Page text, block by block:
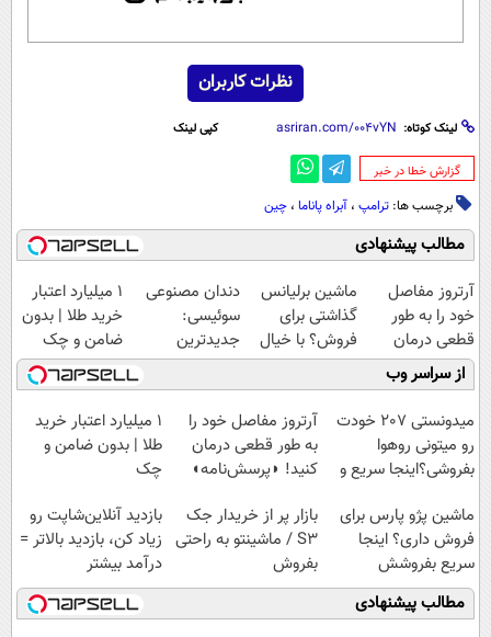
نظرات کاربران
لینک کوتاه: کپی لینک
‌گزارش خطا در خبر
برچسب ها: ترامپ ، آبراه پاناما ، چین
مطالب پیشنهادی
آرتروز مفاصل
خود را به طور
قطعی درمان
کنید!
◗پرسش‌نامه◖
ماشین برلیانس
گذاشتی برای
فروش؟ با خیال
راحت بفروش
دندان مصنوعی
سوئیسی:
جدیدترین
فناوری اروپا،
سبک و مقاوم |
پرداخت قسطی
۱ میلیارد اعتبار
خرید طلا | بدون
ضامن و چک
از سراسر وب
میدونستی 207 خودت
رو میتونی روهوا
بفروشی؟اینجا سریع و
آرتروز مفاصل خود را
به طور قطعی درمان
کنید! ◗پرسش‌نامه◖
۱ میلیارد اعتبار خرید
طلا | بدون ضامن و
چک
ماشین پژو پارس برای
فروش داری؟ اینجا
سریع بفروشش
بازار پر از خریدار جک
S3 / ماشینتو به راحتی
بفروش
بازدید آنلاین‌شاپت رو
زیاد کن، بازدید بالاتر =
درآمد بیشتر
مطالب پیشنهادی